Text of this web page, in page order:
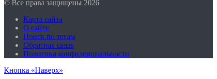
© Все права защищены 2026
Карта сайта
О сайте
Поиск по тегам
Обратная связь
Политика конфиденциальности
Кнопка «Наверх»